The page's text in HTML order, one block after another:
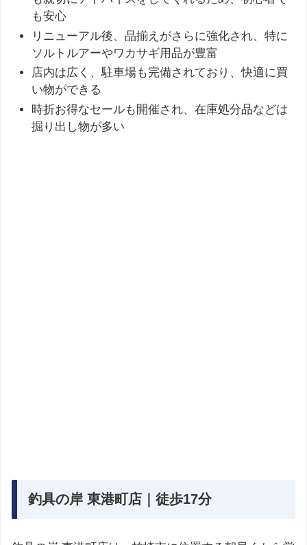
も安心
リニューアル後、品揃えがさらに強化され、特に
ソルトルアーやワカサギ用品が豊富
店内は広く、駐車場も完備されており、快適に買
い物ができる
時折お得なセールも開催され、在庫処分品などは
掘り出し物が多い
釣具の岸 東港町店｜徒歩17分